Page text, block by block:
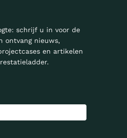
schrijf u in voor de
ontvang nieuws,
en artikelen